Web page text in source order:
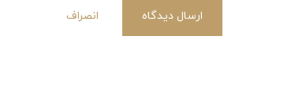
ارسال دیدگاه انصراف